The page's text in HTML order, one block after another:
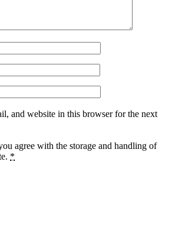
and website in this browser for the next
agree with the storage and handling of
*